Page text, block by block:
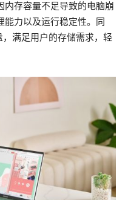
内存容量不足导致的电脑崩
能力以及运行稳定性。同
满足用户的存储需求，轻